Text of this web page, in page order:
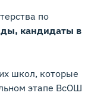
по
кандидаты в
школ, которые
этапе ВсОШ